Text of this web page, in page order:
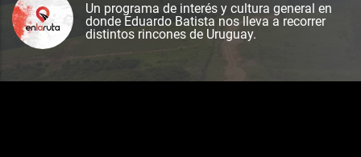
Un programa de interés y cultura general en
donde Eduardo Batista nos lleva a recorrer
distintos rincones de Uruguay.